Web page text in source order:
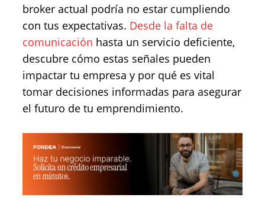
broker actual podría no estar cumpliendo
con tus expectativas. Desde la falta de
comunicación hasta un servicio deficiente,
descubre cómo estas señales pueden
impactar tu empresa y por qué es vital
tomar decisiones informadas para asegurar
el futuro de tu emprendimiento.